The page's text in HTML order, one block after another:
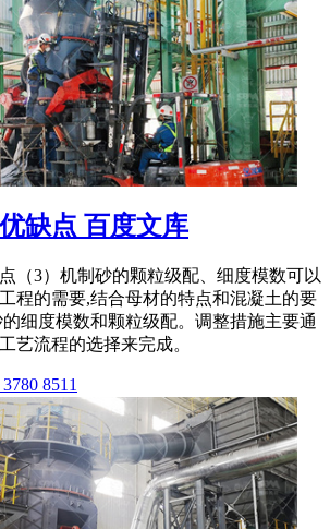
缺点 百度文库
（3）机制砂的颗粒级配、细度模数可以
程的需要,结合母材的特点和混凝土的要
细度模数和颗粒级配。调整措施主要通
艺流程的选择来完成。
8511